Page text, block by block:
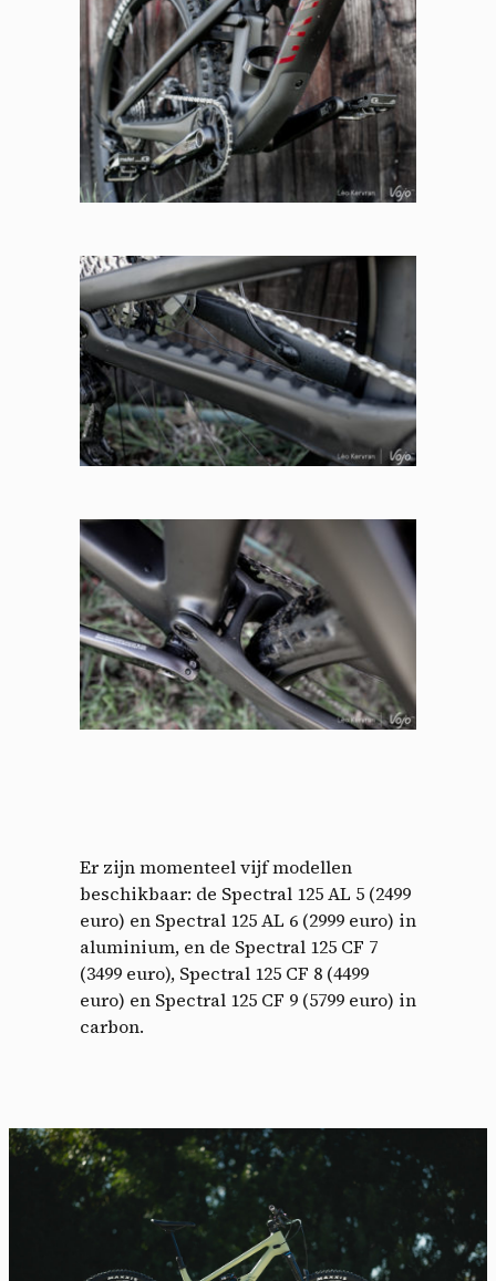
Er zijn momenteel vijf modellen
beschikbaar: de Spectral 125 AL 5 (2499
euro) en Spectral 125 AL 6 (2999 euro) in
aluminium, en de Spectral 125 CF 7
(3499 euro), Spectral 125 CF 8 (4499
euro) en Spectral 125 CF 9 (5799 euro) in
carbon.